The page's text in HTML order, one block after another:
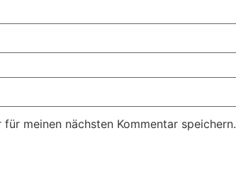
meinen nächsten Kommentar speichern.